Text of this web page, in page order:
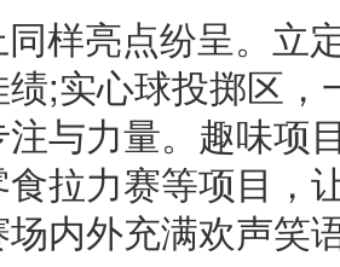
样亮点纷呈。立
;实心球投掷区
与力量。趣味项
拉力赛等项目，
内外充满欢声笑